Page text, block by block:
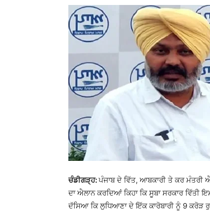
ਚੰਡੀਗੜ੍ਹ:ਪੰਜਾਬ ਦੇ ਵਿੱਤ, ਆਬਕਾਰੀ ਤੇ ਕਰ ਮੰਤਰੀ
ਦਾ ਐਲਾਨ ਕਰਦਿਆਂ ਕਿਹਾ ਕਿ ਸੂਬਾ ਸਰਕਾਰ ਵਿੱਤੀ
ਦੱਸਿਆ ਕਿ ਲੁਧਿਆਣਾ ਦੇ ਇੱਕ ਕਾਰੋਬਾਰੀ ਨੂੰ 9 ਕਰੋੜ